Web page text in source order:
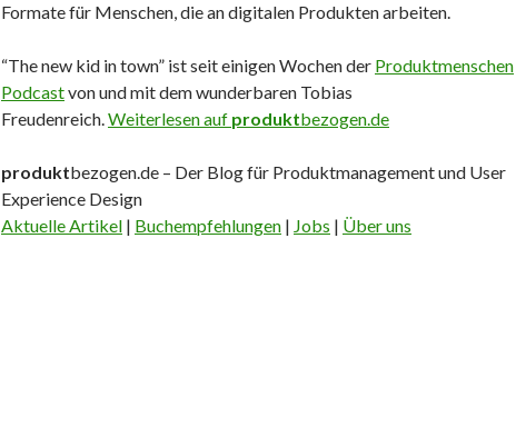
Formate für Menschen, die an digitalen Produkten arbeiten.
“The new kid in town” ist seit einigen Wochen der Produktmenschen
Podcastvon und mit dem wunderbaren Tobias
Freudenreich.Weiterlesen auf produktbezogen.de
produktbezogen.de – Der Blog für Produktmanagement und User
Experience Design
Aktuelle Artikel | Buchempfehlungen | Jobs | Über uns